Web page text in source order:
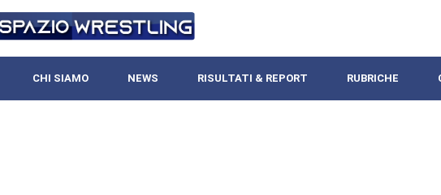
CHI SIAMO NEWS RISULTATI & REPORT RUBRICHE